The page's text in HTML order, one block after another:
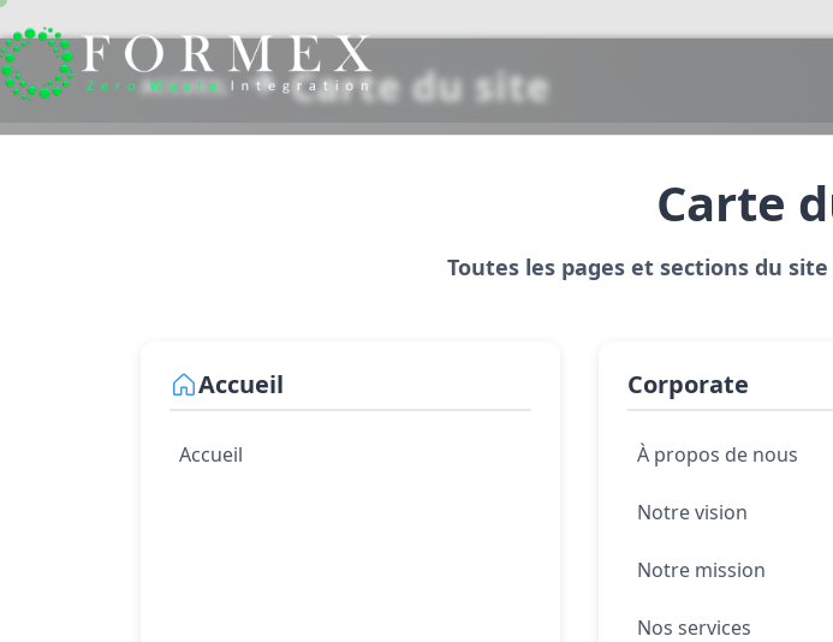
ACCUEIL Carte du site
Carte
Toutes les pages et sections du
Accueil
Accueil
Corporate
À propos de nous
Notre vision
Notre mission
Nos services